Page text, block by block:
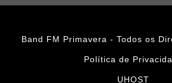
Band FM Primavera - Todos os
Política de
UHOST